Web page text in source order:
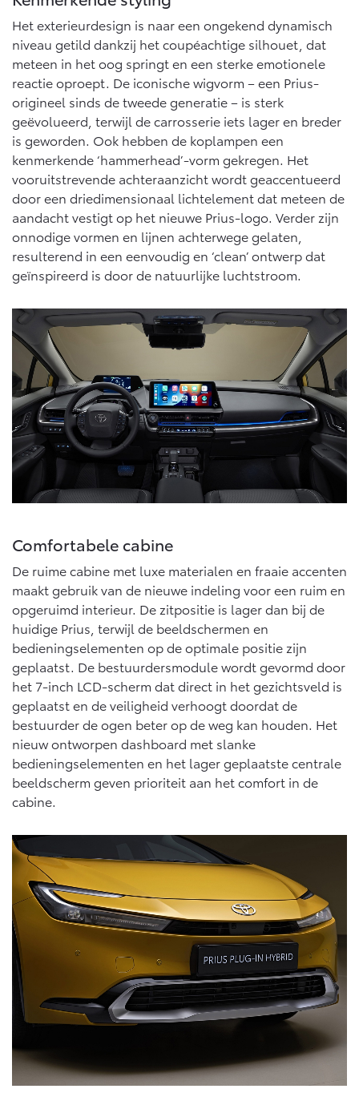
Het exterieurdesign is naar een ongekend dynamisch
niveau getild dankzij het coupéachtige silhouet, dat
meteen in het oog springt en een sterke emotionele
reactie oproept. De iconische wigvorm – een Prius-
origineel sinds de tweede generatie – is sterk
geëvolueerd, terwijl de carrosserie iets lager en breder
is geworden. Ook hebben de koplampen een
kenmerkende ‘hammerhead’-vorm gekregen. Het
vooruitstrevende achteraanzicht wordt geaccentueerd
door een driedimensionaal lichtelement dat meteen de
aandacht vestigt op het nieuwe Prius-logo. Verder zijn
onnodige vormen en lijnen achterwege gelaten,
resulterend in een eenvoudig en ‘clean’ ontwerp dat
geïnspireerd is door de natuurlijke luchtstroom.
Comfortabele cabine
De ruime cabine met luxe materialen en fraaie accenten
maakt gebruik van de nieuwe indeling voor een ruim en
opgeruimd interieur. De zitpositie is lager dan bij de
huidige Prius, terwijl de beeldschermen en
bedieningselementen op de optimale positie zijn
geplaatst. De bestuurdersmodule wordt gevormd door
het 7-inch LCD-scherm dat direct in het gezichtsveld is
geplaatst en de veiligheid verhoogt doordat de
bestuurder de ogen beter op de weg kan houden. Het
nieuw ontworpen dashboard met slanke
bedieningselementen en het lager geplaatste centrale
beeldscherm geven prioriteit aan het comfort in de
cabine.